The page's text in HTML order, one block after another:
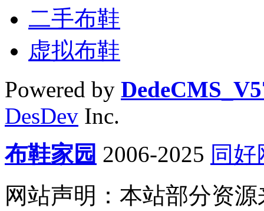
二手布鞋
虚拟布鞋
Powered by
DesDev Inc.
布鞋家园 2006-2025 同
网站声明：本站部分资